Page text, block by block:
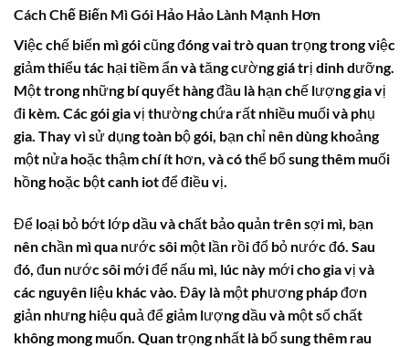
Cách Chế Biến Mì Gói Hảo Hảo Lành Mạnh Hơn
Việc chế biến mì gói cũng đóng vai trò quan trọng trong việc
giảm thiểu tác hại tiềm ẩn và tăng cường giá trị dinh dưỡng.
Một trong những bí quyết hàng đầu là hạn chế lượng gia vị
đi kèm. Các gói gia vị thường chứa rất nhiều muối và phụ
gia. Thay vì sử dụng toàn bộ gói, bạn chỉ nên dùng khoảng
một nửa hoặc thậm chí ít hơn, và có thể bổ sung thêm muối
hồng hoặc bột canh iot để điều vị.
Để loại bỏ bớt lớp dầu và chất bảo quản trên sợi mì, bạn
nên chần mì qua nước sôi một lần rồi đổ bỏ nước đó. Sau
đó, đun nước sôi mới để nấu mì, lúc này mới cho gia vị và
các nguyên liệu khác vào. Đây là một phương pháp đơn
giản nhưng hiệu quả để giảm lượng dầu và một số chất
không mong muốn. Quan trọng nhất là bổ sung thêm rau